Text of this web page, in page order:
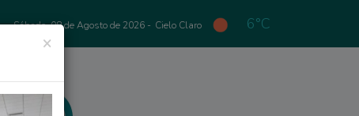
Sábado, 08 de Agosto de 2026 - Cielo Claro 6°C
×